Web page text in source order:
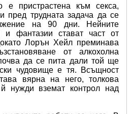
е пристрастена към секса,
пред трудната задача да се
на 90 дни. Нейните
и фантазии стават част от
Лорън Хейл преминава
от алкохолна
да се пита дали той ще
чудовище е тя. Всъщност
вярна на него, толкова
й нужди вземат контрол над